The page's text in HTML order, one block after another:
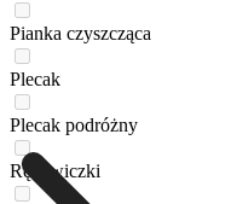
Pianka czyszcząca
Plecak
Plecak podróżny
Rękawiczki